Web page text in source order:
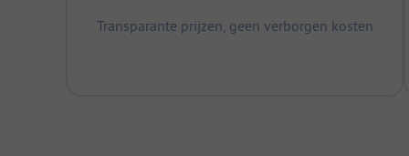
Transparante prijzen, geen verborgen kosten